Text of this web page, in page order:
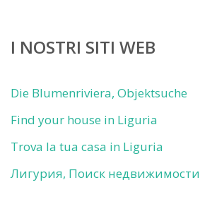
I NOSTRI SITI WEB
Die Blumenriviera, Objektsuche
Find your house in Liguria
Trova la tua casa in Liguria
Лигурия, Поиск недвижимости